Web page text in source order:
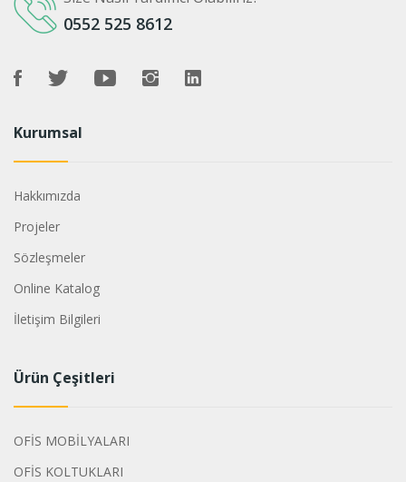
0552 525 8612
Kurumsal
Hakkımızda
Projeler
Sözleşmeler
Online Katalog
İletişim Bilgileri
Ürün Çeşitleri
OFİS MOBİLYALARI
OFİS KOLTUKLARI